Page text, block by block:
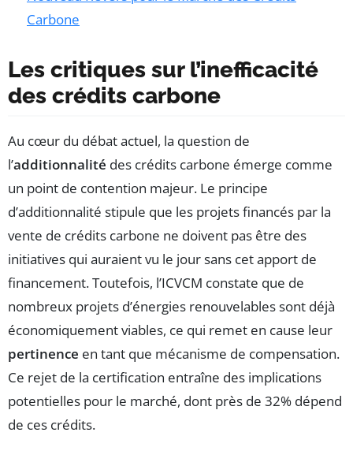
Carbone
Les critiques sur l’inefficacité
des crédits carbone
Au cœur du débat actuel, la question de
l’additionnalité des crédits carbone émerge comme
un point de contention majeur. Le principe
d’additionnalité stipule que les projets financés par la
vente de crédits carbone ne doivent pas être des
initiatives qui auraient vu le jour sans cet apport de
financement. Toutefois, l’ICVCM constate que de
nombreux projets d’énergies renouvelables sont déjà
économiquement viables, ce qui remet en cause leur
pertinence en tant que mécanisme de compensation.
Ce rejet de la certification entraîne des implications
potentielles pour le marché, dont près de 32% dépend
de ces crédits.